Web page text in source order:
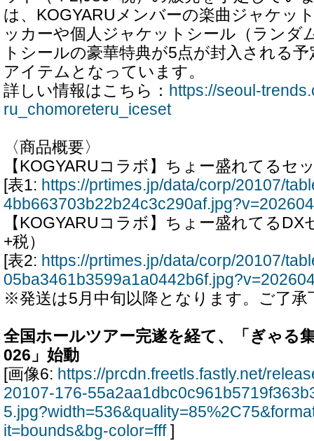
は、KOGYARUメンバーの楽曲ジャケッ
ッカーや個人ジャケットシール（ランダ
トシールの豪華特典が5点が封入される
アイテムとなっています。
詳しい情報はこちら： https://seoul-
ru_chomoreteru_iceset
〈商品概要〉
【KOGYARUコラボ】ちょー盛れてるセ
[表1: https://prtimes.jp/data/corp/20107/
【KOGYARUコラボ】ちょー盛れてるDX
+税）
[表2: https://prtimes.jp/data/corp/20107/
※発送は5月中旬以降となります。ご了承
全国ホールツアー完遂を経て、「ぎゃる
026」始動
[画像6: https://prcdn.freetls.fastly.net/
20107-176-
it=bounds&bg-color=fff]